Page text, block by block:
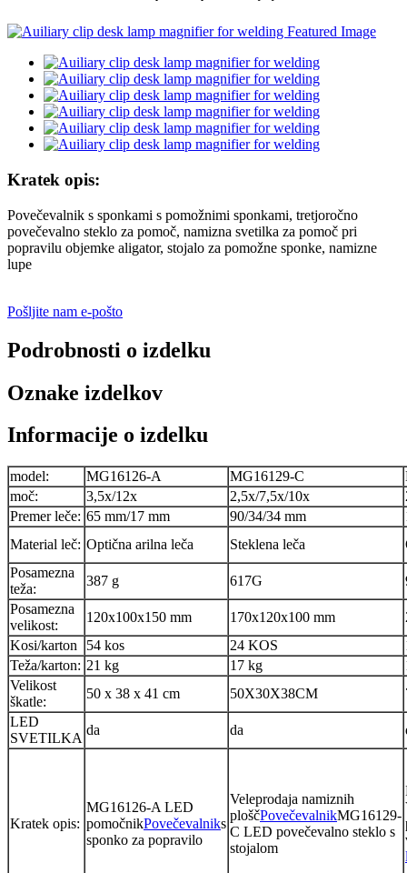
Kratek opis:
Povečevalnik s sponkami s pomožnimi sponkami, tretjoročno
povečevalno steklo za pomoč, namizna svetilka za pomoč pri
popravilu objemke aligator, stojalo za pomožne sponke, namizne
lupe
Pošljite nam e-pošto
Podrobnosti o izdelku
Oznake izdelkov
Informacije o izdelku
model: MG16126-A MG16129-C
moč:
3,5x/12x 2,5x/7,5x/10x
Premer leče: 65 mm/17 mm 90/34/34 mm
Material leč: Optična arilna leča Steklena leča
Posamezna
teža:
387 g 617G
Posamezna
velikost:
120x100x150 mm 170x120x100 mm
Kosi/karton
54 kos 24 KOS
Teža/karton: 21 kg 17 kg
Velikost
škatle:
50 x 38 x 41 cm 50X30X38CM
LED
SVETILKA
da da
Kratek opis:
MG16126-A LED
pomočnikPovečevalniks
sponko za popravilo
Veleprodaja namiznih
ploščPovečevalnikMG16129-
C LED povečevalno steklo s
stojalom